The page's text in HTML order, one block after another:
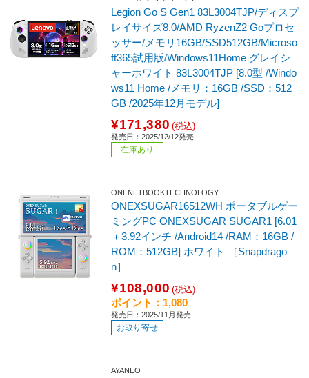
Legion Go S Gen1 83L3004TJP/ディスプ
レイサイズ8.0/AMD RyzenZ2 Goプロセ
ッサー/メモリ16GB/SSD512GB/Microso
ft365試用版/Windows11Home グレイシ
ャーホワイト 83L3004TJP [8.0型 /Windo
ws11 Home /メモリ：16GB /SSD：512
GB /2025年12月モデル]
¥171,380 (税込)
発売日：2025/12/12発売
在庫あり
ONENETBOOKTECHNOLOGY
ONEXSUGAR16512WH ポータブルゲー
ミングPC ONEXSUGAR SUGAR1 [6.01
＋3.92インチ /Android14 /RAM：16GB /
ROM：512GB] ホワイト ［Snapdrago
n］
¥108,000 (税込)
ポイント：1,080
発売日：2025/11月発売
お取り寄せ
AYANEO